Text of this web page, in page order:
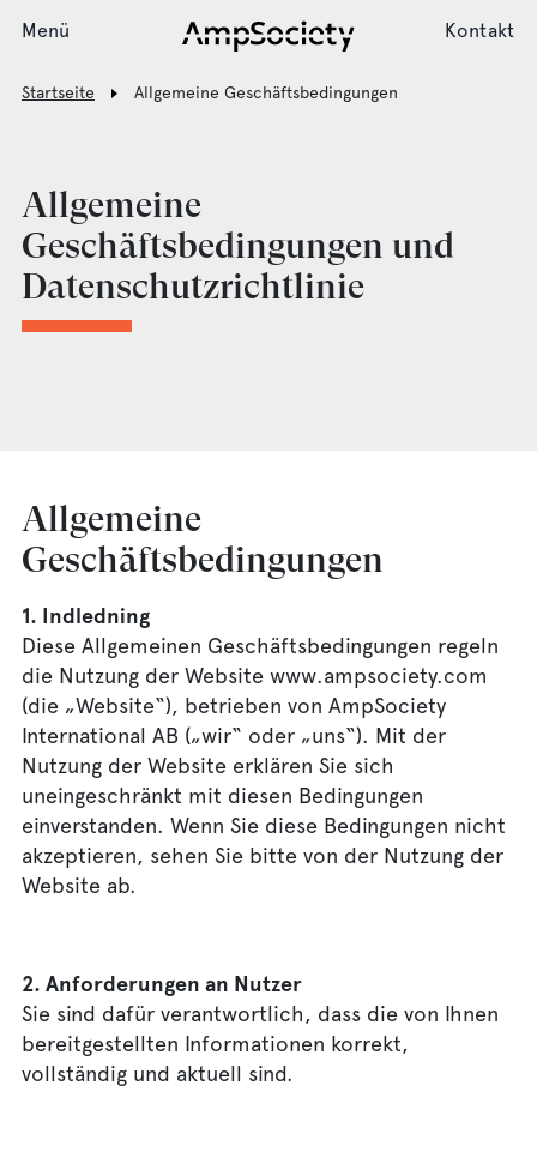
Menü Kontakt
Installation
Society
Deu Sve Eng Dan Fra
Startseite Allgemeine Geschäftsbedingungen
Allgemeine
Geschäftsbedingungen und
Datenschutzrichtlinie
Allgemeine
Geschäftsbedingungen
1. Indledning
Diese Allgemeinen Geschäftsbedingungen regeln
die Nutzung der Website www.ampsociety.com
(die „Website“), betrieben von AmpSociety
International AB („wir“ oder „uns“). Mit der
Nutzung der Website erklären Sie sich
uneingeschränkt mit diesen Bedingungen
einverstanden. Wenn Sie diese Bedingungen nicht
akzeptieren, sehen Sie bitte von der Nutzung der
Website ab.
2. Anforderungen an Nutzer
Sie sind dafür verantwortlich, dass die von Ihnen
bereitgestellten Informationen korrekt,
vollständig und aktuell sind.